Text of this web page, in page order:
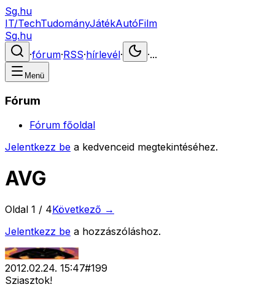
Sg.hu
IT/TechTudományJátékAutóFilm
Sg.hu
·fórum·RSS·hírlevél· ·...
Menü
Fórum
Fórum főoldal
Jelentkezz be a kedvenceid megtekintéséhez.
AVG
Oldal 1 / 4Következő →
Jelentkezz be a hozzászóláshoz.
2012.02.24. 15:47#199
Sziasztok!